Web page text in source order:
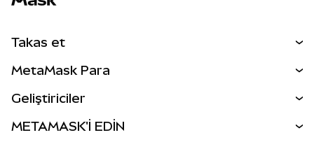
Takas et
Perps
RWA'lar
MetaMask Para
Geliştiriciler
METAMASK'İ EDİN